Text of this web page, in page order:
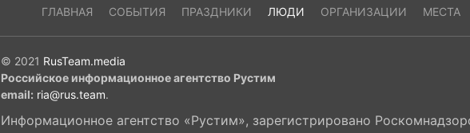
ГЛАВНАЯ СОБЫТИЯ ПРАЗДНИКИ ЛЮДИ ОРГАНИЗАЦИИ МЕСТА
© 2021 RusTeam.media
Российское информационное агентство Рустим
email: ria@rus.team.
Информационное агентство «Рустим», зарегистрировано